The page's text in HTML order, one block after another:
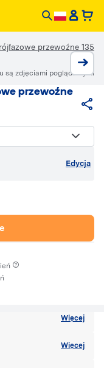
przewoźne 135
przewoźne
Edycja
są zdjęciami poglądowymi
Więcej
Więcej